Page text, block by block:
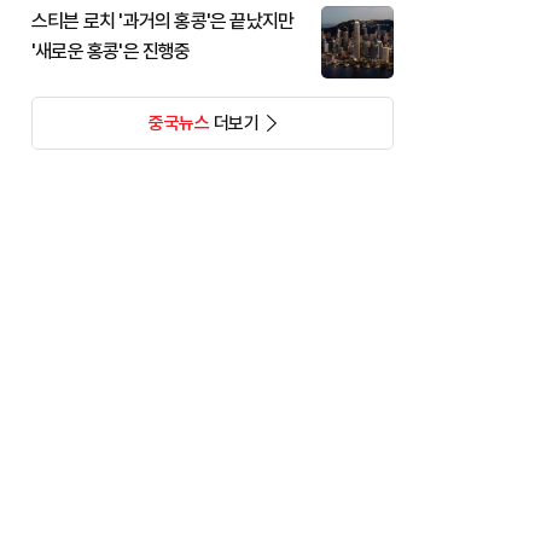
스티븐 로치 '과거의 홍콩'은 끝났지만
'새로운 홍콩'은 진행중
중국뉴스더보기